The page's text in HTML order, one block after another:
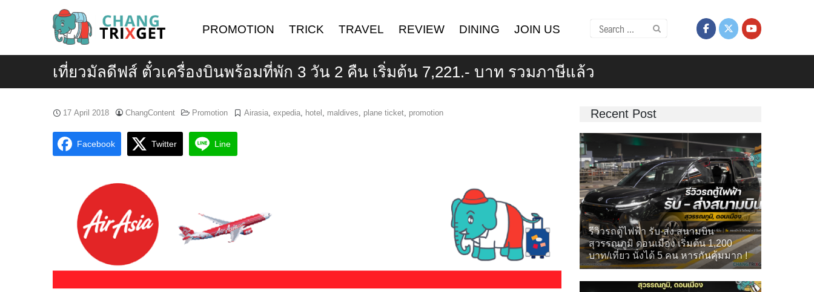
PROMOTION TRICK TRAVEL REVIEW DINING JOIN US
Search
for:
เที่ยวมัลดีฟส์ ตั๋วเครื่องบินพร้อมที่พัก 3 วัน 2 คืน เริ่มต้น 7,221.- บาท รวมภาษีแล้ว
17 April 2018 ChangContent Promotion Airasia, expedia, hotel , maldives, plane ticket, promotion
Facebook Twitter Line
Recent Post
รีวิวรถตู้ไฟฟ้า รับ-ส่ง สนามบิน
สุวรรณภูมิ ดอนเมือง เริ่มต้น 1,200
บาท/เที่ยว นั่งได้ 5 คน หารกันคุ้มมาก !